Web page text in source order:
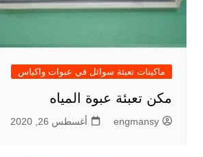
ماكينات تعبئة سوائل في عبوات واكياس
مكن تعبئة عبوة المياه
engmansy أغسطس 26, 2020